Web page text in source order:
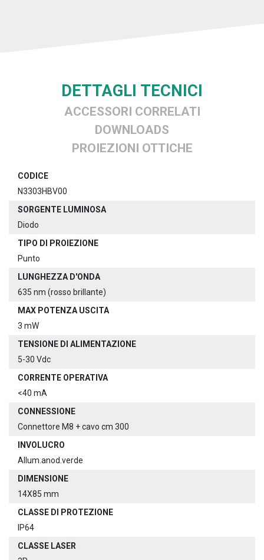
DETTAGLI TECNICI
ACCESSORI CORRELATI
DOWNLOADS
PROIEZIONI OTTICHE
CODICE
N3303HBV00
SORGENTE LUMINOSA
Diodo
TIPO DI PROIEZIONE
Punto
LUNGHEZZA D'ONDA
635 nm (rosso brillante)
MAX POTENZA USCITA
3 mW
TENSIONE DI ALIMENTAZIONE
5-30 Vdc
CORRENTE OPERATIVA
<40 mA
CONNESSIONE
Connettore M8 + cavo cm 300
INVOLUCRO
Allum.anod.verde
DIMENSIONE
14X85 mm
CLASSE DI PROTEZIONE
IP64
CLASSE LASER